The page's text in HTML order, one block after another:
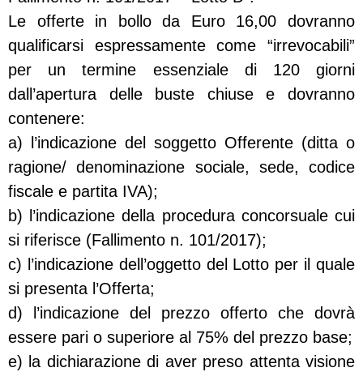
Le offerte in bollo da Euro 16,00 dovranno
qualificarsi espressamente come “irrevocabili”
per un termine essenziale di 120 giorni
dall’apertura delle buste chiuse e dovranno
contenere:
a) l’indicazione del soggetto Offerente (ditta o
ragione/ denominazione sociale, sede, codice
fiscale e partita IVA);
b) l’indicazione della procedura concorsuale cui
si riferisce (Fallimento n. 101/2017);
c) l’indicazione dell’oggetto del Lotto per il quale
si presenta l’Offerta;
d) l’indicazione del prezzo offerto che dovrà
essere pari o superiore al 75% del prezzo base;
e) la dichiarazione di aver preso attenta visione